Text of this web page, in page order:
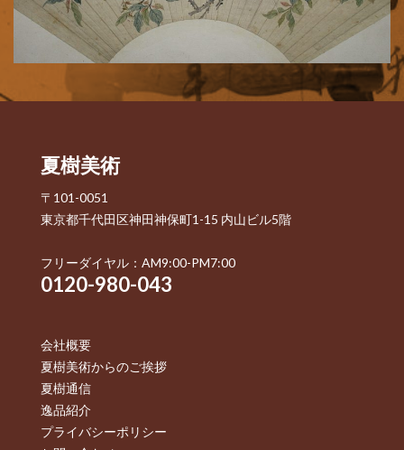
夏樹美術
〒101-0051
東京都千代田区神田神保町1-15 内山ビル5階
フリーダイヤル：AM9:00-PM7:00
0120-980-043
会社概要
夏樹美術からのご挨拶
夏樹通信
逸品紹介
プライバシーポリシー